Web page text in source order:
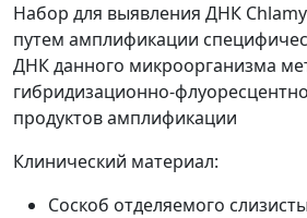
Набор для выявления ДНК
путем амплификации
ДНК данного микроорганизма
гибридизационно-
продуктов амплификации
Клинический материал:
Соскоб отделяемого